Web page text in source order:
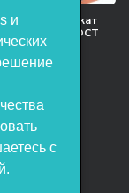
сертификат
качества ГОСТ
и
с